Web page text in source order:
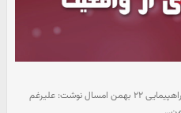
رئیس جمهور در پی حضور پرشور مردم در راهپیمایی ۲۲ بهمن امسال نوشت: علی‏رغم